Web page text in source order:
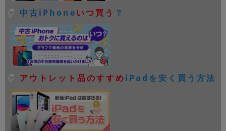
中古iPhoneいつ買う ？
アウトレット品のすすめiPadを安く買う方法